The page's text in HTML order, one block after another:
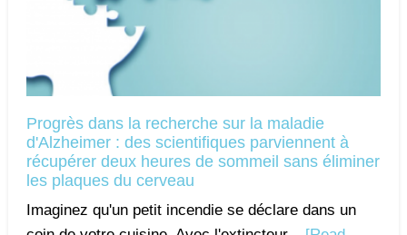
Progrès dans la recherche sur la maladie
d'Alzheimer : des scientifiques parviennent à
récupérer deux heures de sommeil sans éliminer
les plaques du cerveau
Imaginez qu'un petit incendie se déclare dans un